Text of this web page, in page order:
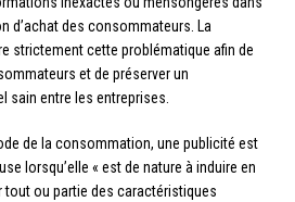
d’achat des consommateurs. La
strictement cette problématique afin de
et de préserver un
sain entre les entreprises.
de la consommation, une publicité est
lorsqu’elle « est de nature à induire en
ou partie des caractéristiques